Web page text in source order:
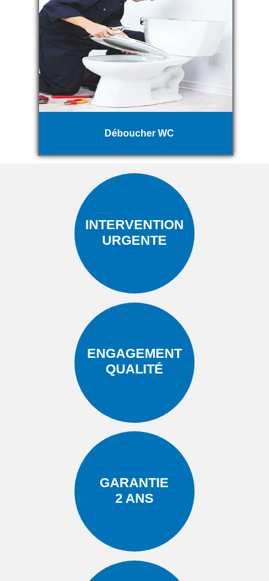
Déboucher WC
INTERVENTION
URGENTE
ENGAGEMENT
QUALITÉ
GARANTIE
2 ANS